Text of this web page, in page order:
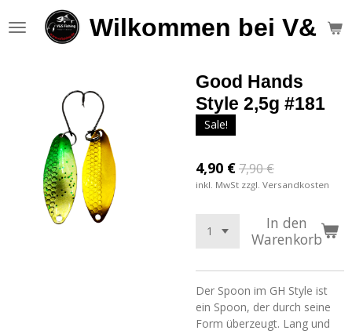
Hauptinhalt
Wilkommen bei V&S
Good Hands
Style 2,5g #181
Sale!
4,90 €7,90 €
inkl. MwSt zzgl. Versandkosten
In den
Warenkorb
Der Spoon im GH Style ist
ein Spoon, der durch seine
Form überzeugt. Lang und